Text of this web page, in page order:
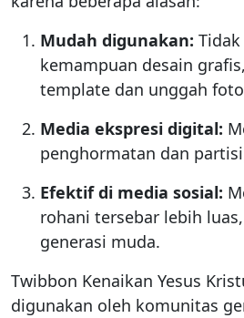
Mudah digunakan:
kemampuan desain
template dan unggah
Media ekspresi digital:
penghormatan dan
Efektif di media sosial:
rohani tersebar lebih
generasi muda.
Twibbon Kenaikan Yesus
digunakan oleh komunitas